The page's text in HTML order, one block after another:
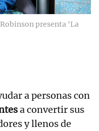
presenta 'La
a personas con
a convertir sus
y llenos de